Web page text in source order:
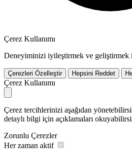
Çerez Kullanımı
Deneyiminizi iyileştirmek ve geliştirmek
Çerezleri Özelleştir Hepsini Reddet
Çerez Kullanımı
Çerez tercihlerinizi aşağıdan
detaylı bilgi için açıklamaları
Zorunlu Çerezler
Her zaman aktif